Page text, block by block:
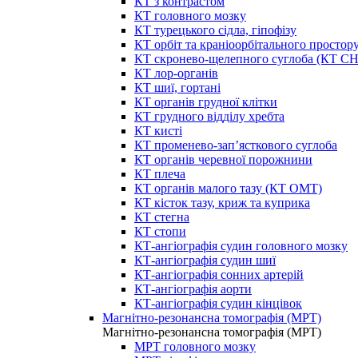
КТ головного мозку
КТ турецького сідла, гіпофізу
КТ орбіт та краніоорбітального
КТ скронево-щелепного суглоба (КТ
КТ лор-органів
КТ шиї, гортані
КТ органів грудної клітки
КТ грудного відділу хребта
КТ кисті
КТ променево-зап’ясткового суглоба
КТ органів черевної порожнини
КТ плеча
КТ органів малого тазу (КТ ОМТ)
КТ кісток тазу, криж та куприка
КТ стегна
КТ стопи
КТ-ангіографія судин головного мозку
КТ-ангіографія судин шиї
КТ-ангіографія сонних артерій
КТ-ангіографія аорти
КТ-ангіографія судин кінцівок
Магнітно-резонансна томографія (МРТ)
Магнітно-резонансна томографія (МРТ)
МРТ головного мозку